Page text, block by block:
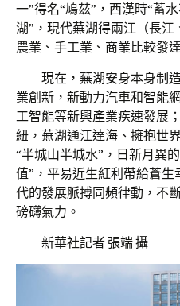
一”得名“鳩茲”，西漢時“蓄
湖”，現代蕪湖得兩江（長江
農業、手工業、商業比較發
現在，蕪湖安身本身制
業創新，新動力汽車和智能
工智能等新興產業疾速發展
紐，蕪湖通江達海、擁抱世
“半城山半城水”，日新月異
值”，平易近生紅利帶給蒼
代的發展脈搏同頻律動，不
磅礴氣力。
新華社記者 張端 攝